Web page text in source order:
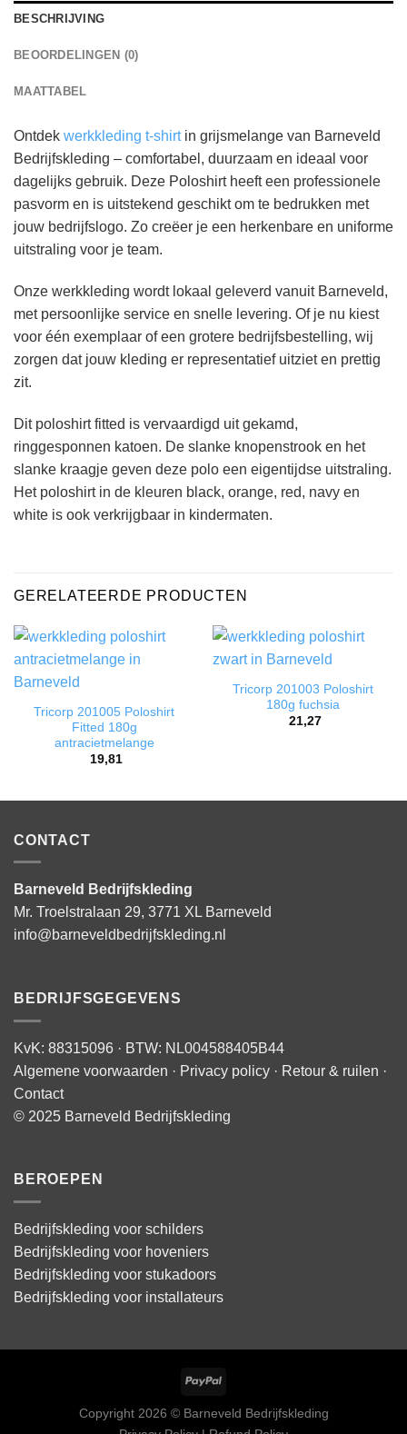
BESCHRIJVING
BEOORDELINGEN (0)
MAATTABEL
Ontdek werkkleding t-shirtin grijsmelange van Barneveld
Bedrijfskleding – comfortabel, duurzaam en ideaal voor
dagelijks gebruik. Deze Poloshirt heeft een professionele
pasvorm en is uitstekend geschikt om te bedrukken met
jouw bedrijfslogo. Zo creëer je een herkenbare en uniforme
uitstraling voor je team.
Onze werkkleding wordt lokaal geleverd vanuit Barneveld,
met persoonlijke service en snelle levering. Of je nu kiest
voor één exemplaar of een grotere bedrijfsbestelling, wij
zorgen dat jouw kleding er representatief uitziet en prettig
zit.
Dit poloshirt fitted is vervaardigd uit gekamd,
ringgesponnen katoen. De slanke knopenstrook en het
slanke kraagje geven deze polo een eigentijdse uitstraling.
Het poloshirt in de kleuren black, orange, red, navy en
white is ook verkrijgbaar in kindermaten.
GERELATEERDE PRODUCTEN
Tricorp 201005 Poloshirt
Fitted 180g
antracietmelange
19,81
Tricorp 201003 Poloshirt
180g fuchsia
21,27
CONTACT
Barneveld Bedrijfskleding
Mr. Troelstralaan 29, 3771 XL Barneveld
info@barneveldbedrijfskleding.nl
BEDRIJFSGEGEVENS
KvK: 88315096 · BTW: NL004588405B44
Algemene voorwaarden · Privacy policy · Retour & ruilen ·
Contact
© 2025 Barneveld Bedrijfskleding
BEROEPEN
Bedrijfskleding voor schilders
Bedrijfskleding voor hoveniers
Bedrijfskleding voor stukadoors
Bedrijfskleding voor installateurs
Copyright 2026 © Barneveld Bedrijfskleding